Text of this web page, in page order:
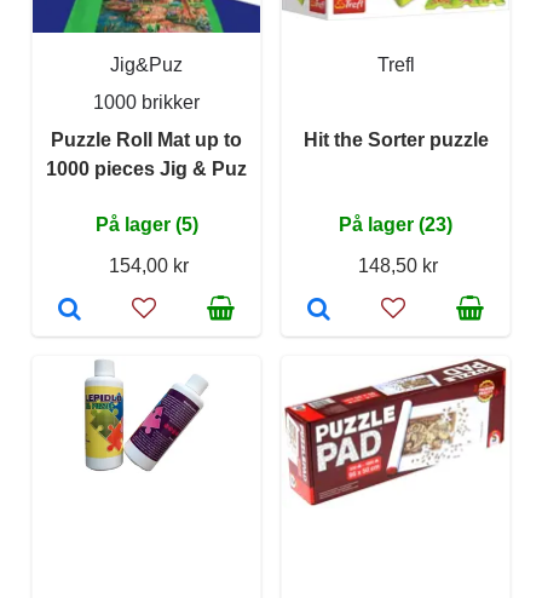
Jig&Puz
1000 brikker
Puzzle Roll Mat up to
1000 pieces Jig & Puz
På lager (5)
154,00 kr
Trefl
Hit the Sorter puzzle
På lager (23)
148,50 kr